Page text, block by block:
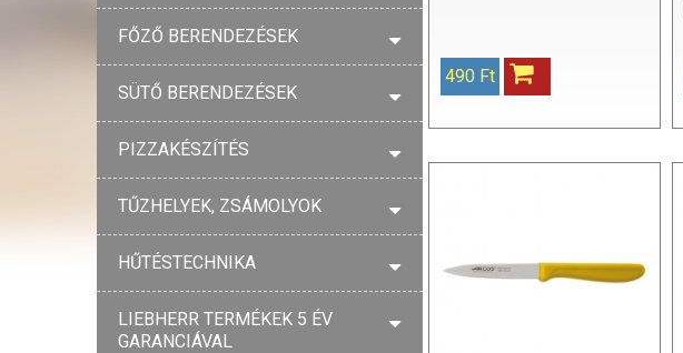
FŐZŐ BERENDEZÉSEK
SÜTŐ BERENDEZÉSEK
PIZZAKÉSZÍTÉS
TŰZHELYEK, ZSÁMOLYOK
HŰTÉSTECHNIKA
LIEBHERR TERMÉKEK 5 ÉV
GARANCIÁVAL
490 Ft